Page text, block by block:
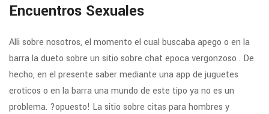
Encuentros Sexuales
Alli sobre nosotros, el momento el cual buscaba apego o en la
barra la dueto sobre un sitio sobre chat epoca vergonzoso . De
hecho, en el presente saber mediante una app de juguetes
eroticos o en la barra una mundo de este tipo ya no es un
problema. ?opuesto! La sitio sobre citas para hombres y